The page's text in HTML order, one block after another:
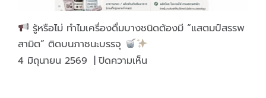
รู้หรือไม่ ทำไมเครื่องดื่มบางชนิดต้องมี “แสตมป์สรรพ
สามิต” ติดบนภาชนะบรรจุ
4 มิถุนายน 2569 | ปิดความเห็นบน